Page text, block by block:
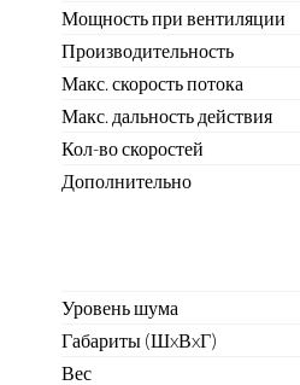
Мощность при вентиляции
Производительность
Макс. скоростьпотока
Макс. дальность действия
Кол-воскоростей
Дополнительно
Уровеньшума
Габариты (ШxВxГ)
Вес